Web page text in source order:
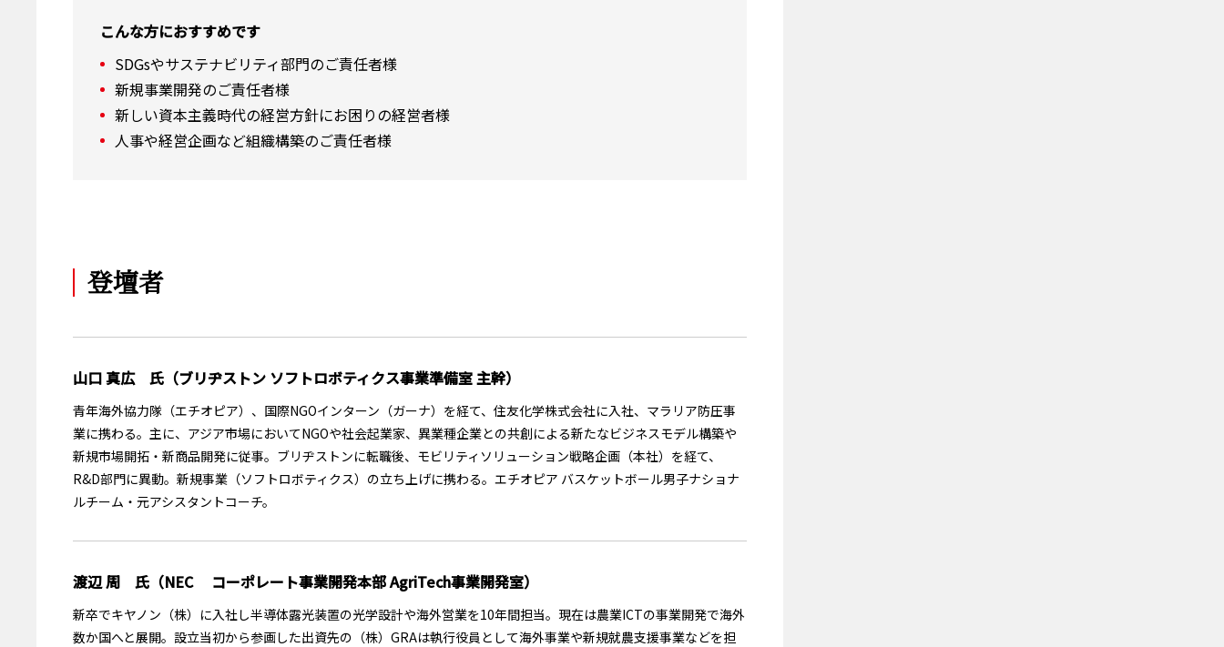
こんな方におすすめです
SDGsやサステナビリティ部門のご責任者様
新規事業開発のご責任者様
新しい資本主義時代の経営方針にお困りの経営者様
人事や経営企画など組織構築のご責任者様
登壇者
山口 真広 氏（ブリヂストン ソフトロボティクス事業準備室 主幹）
青年海外協力隊（エチオピア）、国際NGOインターン（ガーナ）を経て、住友化学株式会社に入社、マラリア防圧事
業に携わる。主に、アジア市場においてNGOや社会起業家、異業種企業との共創による新たなビジネスモデル構築や
新規市場開拓・新商品開発に従事。ブリヂストンに転職後、モビリティソリューション戦略企画（本社）を経て、
R&D部門に異動。新規事業（ソフトロボティクス）の立ち上げに携わる。エチオピア バスケットボール男子ナショナ
ルチーム・元アシスタントコーチ。
渡辺 周 氏（NEC コーポレート事業開発本部 AgriTech事業開発室）
新卒でキヤノン（株）に入社し半導体露光装置の光学設計や海外営業を10年間担当。現在は農業ICTの事業開発で海外
数か国へと展開。設立当初から参画した出資先の（株）GRAは執行役員として海外事業や新規就農支援事業などを担